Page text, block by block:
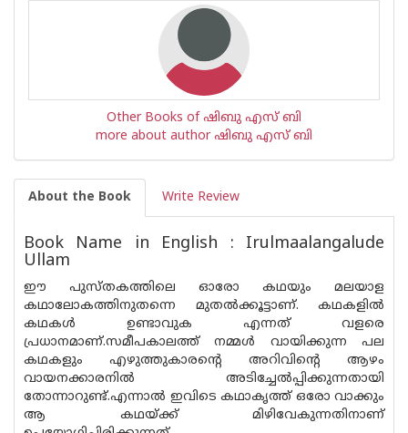
Other Books of ഷിബു എസ് ബി
more about author ഷിബു എസ് ബി
About the Book Write Review
Book Name in English : Irulmaalangalude
Ullam
ഈ പുസ്തകത്തിലെ ഓരോ കഥയും മലയാള
കഥാലോകത്തിനുതന്നെ മുതൽക്കൂട്ടാണ്. കഥകളിൽ
കഥകൾ ഉണ്ടാവുക എന്നത് വളരെ
പ്രധാനമാണ്.സമീപകാലത്ത് നമ്മൾ വായിക്കുന്ന പല
കഥകളും എഴുത്തുകാരന്റെ അറിവിന്റെ ആഴം
വായനക്കാരനിൽ അടിച്ചേൽപ്പിക്കുന്നതായി
തോന്നാറുണ്ട്.എന്നാൽ ഇവിടെ കഥാകൃത്ത് ഒരോ വാക്കും
ആ കഥയ്ക്ക് മിഴിവേകുന്നതിനാണ്